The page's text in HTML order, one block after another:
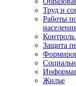
Труд и
Работы
Контроль
Защита
Жилье